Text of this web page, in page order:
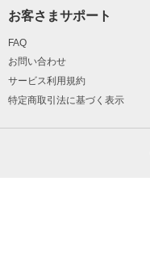
お客さまサポート
FAQ
お問い合わせ
サービス利用規約
特定商取引法に基づく表示